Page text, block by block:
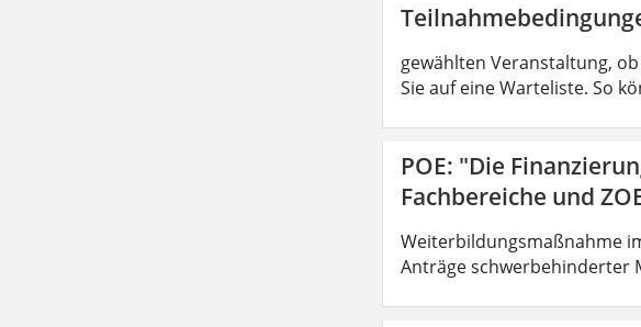
gewählten Veranstaltung,
Sie auf eine Warteliste. So
POE: "Die
Fachbereiche und
Weiterbildungsmaßnahme
Anträge schwerbehinderter